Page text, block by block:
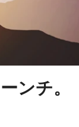
ンチ。